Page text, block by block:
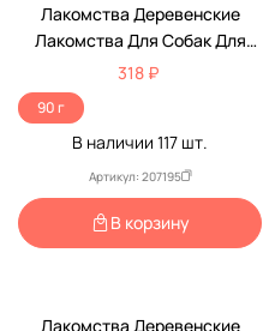
Лакомства Деревенские
Лакомства Для Собак Для
Дрессуры Кролик И Семена
Тыквы 90г 79212853
318 ₽
90 г
В наличии 117 шт.
Артикул: 207195
В корзину
Лакомства Деревенские